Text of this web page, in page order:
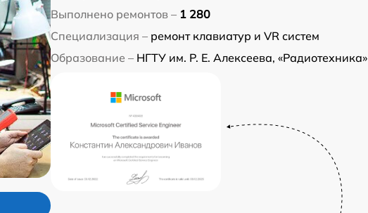
Выполнено ремонтов – 1 280
Специализация – ремонт клавиатур и VR систем
Образование – НГТУ им. Р. Е. Алексеева, «Радиотехника»